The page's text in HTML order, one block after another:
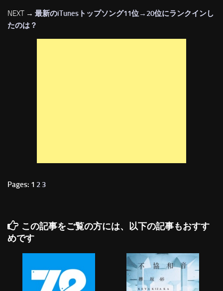
NEXT → 最新のiTunesトップソング11位→20位にランクインし
たのは？
Pages: 1 2 3
この記事をご覧の方には、以下の記事もおすす
めです